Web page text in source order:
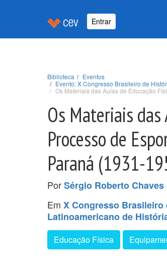
Entrar
Biblioteca
Eventos
Evento: X Congresso Brasileiro de
Os Materiais das Aulas de Educação
Os Materiais das
Processo de
Paraná (1931-
PorSérgio Roberto
Em X Congresso Brasileiro
Latinoamericano de
Educação Física